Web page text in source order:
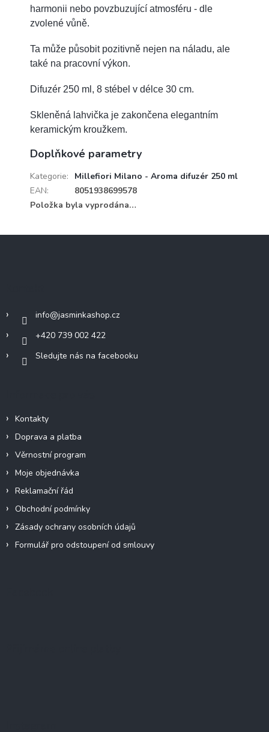
harmonii nebo povzbuzující atmosféru - dle
zvolené vůně.
Ta může působit pozitivně nejen na náladu, ale
také na pracovní výkon.
Difuzér 250 ml, 8 stébel v délce 30 cm.
Skleněná lahvička je zakončena elegantním
keramickým kroužkem.
Doplňkové parametry
Kategorie:
Millefiori Milano - Aroma difuzér 250 ml
EAN:
8051938699578
Položka byla vyprodána…
info@jasminkashop.cz
+420 739 002 422
Sledujte nás na facebooku
Kontakty
Doprava a platba
Věrnostní program
Moje objednávka
Reklamační řád
Obchodní podmínky
Zásady ochrany osobních údajů
Formulář pro odstoupení od smlouvy